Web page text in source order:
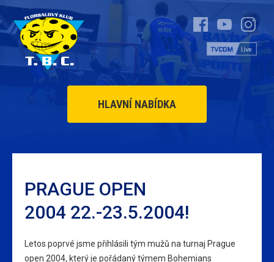
HLAVNÍ NABÍDKA
PRAGUE OPEN
2004 22.-23.5.2004!
Letos poprvé jsme přihlásili tým mužů na turnaj Prague
open 2004, který je pořádaný týmem Bohemians